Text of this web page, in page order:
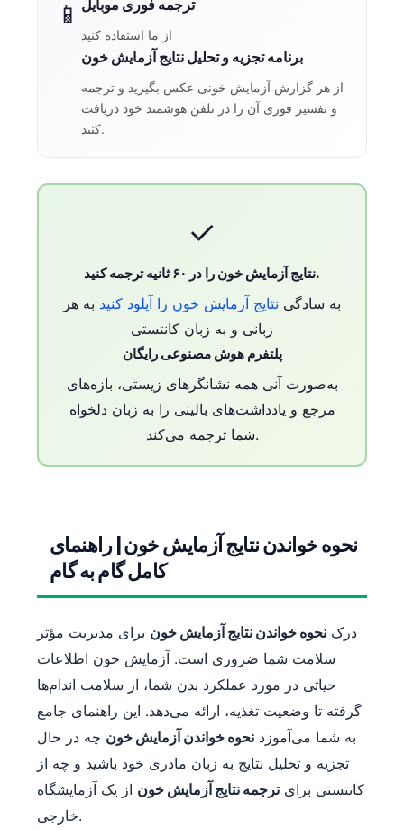
📱 ترجمه فوری موبایل
از ما استفاده کنید
برنامه تجزیه و تحلیل نتایج آزمایش خون
از هر گزارش آزمایش خونی عکس بگیرید و ترجمه
و تفسیر فوری آن را در تلفن هوشمند خود دریافت
کنید.
✓
نتایج آزمایش خون را در ۶۰ ثانیه ترجمه کنید.
به سادگی نتایج آزمایش خون را آپلود کنید به هر
زبانی و به زبان کانتستی
پلتفرم هوش مصنوعی رایگان
به‌صورت آنی همه نشانگرهای زیستی، بازه‌های
مرجع و یادداشت‌های بالینی را به زبان دلخواه
شما ترجمه می‌کند.
نحوه خواندن نتایج آزمایش خون | راهنمای
کامل گام به گام
درک نحوه خواندن نتایج آزمایش خون برای مدیریت مؤثر
سلامت شما ضروری است. آزمایش خون اطلاعات
حیاتی در مورد عملکرد بدن شما، از سلامت اندام‌ها
گرفته تا وضعیت تغذیه، ارائه می‌دهد. این راهنمای جامع
به شما می‌آموزد نحوه خواندن آزمایش خون چه در حال
تجزیه و تحلیل نتایج به زبان مادری خود باشید و چه از
کانتستی برایترجمه نتایج آزمایش خون از یک آزمایشگاه
خارجی.